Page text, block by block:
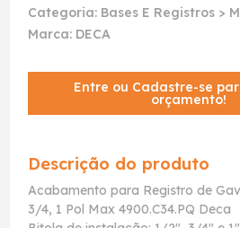
Categoria: Bases E Registros >
Marca: DECA
Entre ou Cadastre-se
orçamento!
Descrição do produto
Acabamento para Registro de
3/4, 1 Pol Max 4900.C34.PQ Deca